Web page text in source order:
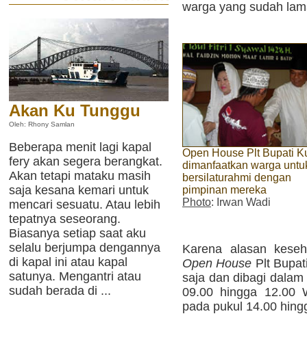
Akan Ku Tunggu
Oleh: Rhony Samlan
Beberapa menit lagi kapal
fery akan segera berangkat.
Akan tetapi mataku masih
saja kesana kemari untuk
mencari sesuatu. Atau lebih
tepatnya seseorang.
Biasanya setiap saat aku
selalu berjumpa dengannya
di kapal ini atau kapal
satunya. Mengantri atau
sudah berada di ...
warga yang sudah
Open House Plt Bupati
dimanfaatkan warga
bersilaturahmi dengan
pimpinan mereka
Photo: Irwan Wadi
Karena alasan
Open House Plt
saja dan dibagi
09.00 hingga 12.00
pada pukul 14.00